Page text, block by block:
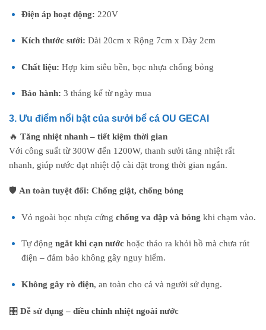
Điện áp hoạt động: 220V
Kích thước sưởi: Dài 20cm x Rộng 7cm x Dày 2cm
Chất liệu: Hợp kim siêu bền, bọc nhựa chống bỏng
Bảo hành: 3 tháng kể từ ngày mua
3. Ưu điểm nổi bật của sưởi bể cá OU GECAI
🔥 Tăng nhiệt nhanh – tiết kiệm thời gian
Với công suất từ 300W đến 1200W, thanh sưởi tăng nhiệt rất
nhanh, giúp nước đạt nhiệt độ cài đặt trong thời gian ngắn.
🛡️ An toàn tuyệt đối: Chống giật, chống bỏng
Vỏ ngoài bọc nhựa cứng chống va đập và bỏng khi chạm vào.
Tự động ngắt khi cạn nướchoặc tháo ra khỏi hồ mà chưa rút
điện – đảm bảo không gây nguy hiểm.
Không gây rò điện, an toàn cho cá và người sử dụng.
🎛️ Dễ sử dụng – điều chỉnh nhiệt ngoài nước